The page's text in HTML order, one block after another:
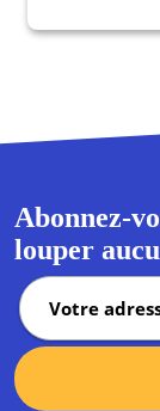
Abonnez-
louper